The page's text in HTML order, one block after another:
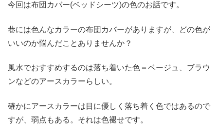
今回は布団カバー(ベッドシーツ)の色のお話です。
巷には色んなカラーの布団カバーがありますが、どの色が
いいのか悩んだことありませんか？
風水でおすすめするのは落ち着いた色＝ベージュ、ブラウ
ンなどのアースカラーらしい。
確かにアースカラーは目に優しく落ち着く色ではあるので
すが、弱点もある。それは色褪せです。